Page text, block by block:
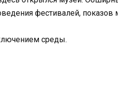
фестивалей, показов
среды.